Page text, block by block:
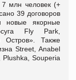
млн человек (+
39 договоров
новые якорные
Fly Park,
Остров». Также
Street, Anabel
Plushka, Souperia